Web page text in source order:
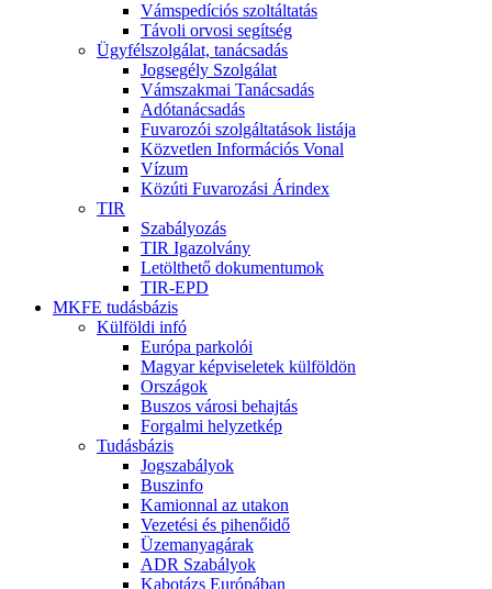
Vámspedíciós szoltáltatás
Távoli orvosi segítség
Ügyfélszolgálat, tanácsadás
Jogsegély Szolgálat
Vámszakmai Tanácsadás
Adótanácsadás
Fuvarozói szolgáltatások listája
Közvetlen Információs Vonal
Vízum
Közúti Fuvarozási Árindex
TIR
Szabályozás
TIR Igazolvány
Letölthető dokumentumok
TIR-EPD
MKFE tudásbázis
Külföldi infó
Európa parkolói
Magyar képviseletek külföldön
Országok
Buszos városi behajtás
Forgalmi helyzetkép
Tudásbázis
Jogszabályok
Buszinfo
Kamionnal az utakon
Vezetési és pihenőidő
Üzemanyagárak
ADR Szabályok
Kabotázs Európában